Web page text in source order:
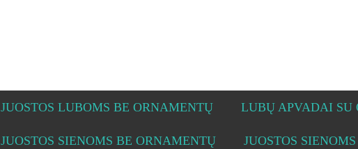
JUOSTOS LUBOMS BE ORNAMENTŲ LUBŲ APVADAI SU
JUOSTOS SIENOMS BE ORNAMENTŲ JUOSTOS